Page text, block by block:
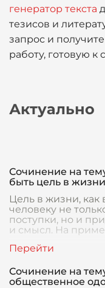
генератор текста
тезисов и
запрос и
работу, готовую к
Актуально
Сочинение на
быть цель в
Цель в жизни,
человеку не
поступки, но и
и смысл. На
Сочинение на
общественное